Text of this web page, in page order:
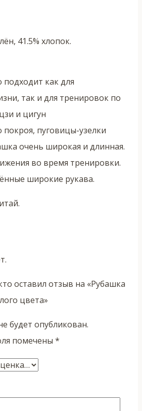
41.5% хлопок.
как для
так и для тренировок по
и цигун
пуговицы-узелки
очень широкая и длинная.
во время тренировки.
широкие рукава.
оставил отзыв на «Рубашка
цвета»
будет опубликован.
помечены *